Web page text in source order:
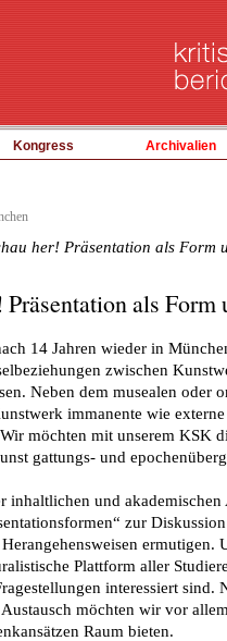
Kongress Archivalien
her! Präsentation als Form
Präsentation als Form
14 Jahren wieder in
zwischen
Neben dem musealen oder
immanente wie
möchten mit unserem KSK
gattungs- und
inhaltlichen und akademischen
zur
ermutigen.
Plattform aller
interessiert sind.
möchten wir vor
Raum bieten.